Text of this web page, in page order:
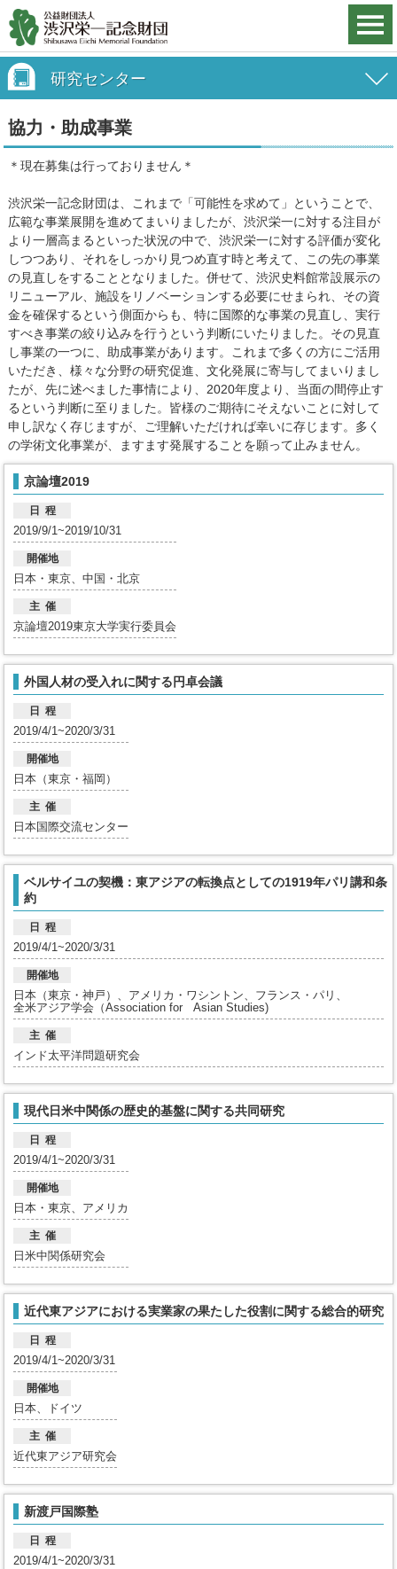
研究センター
協力・助成事業
＊現在募集は行っておりません＊
渋沢栄一記念財団は、これまで「可能性を求めて」ということで、
広範な事業展開を進めてまいりましたが、渋沢栄一に対する注目が
より一層高まるといった状況の中で、渋沢栄一に対する評価が変化
しつつあり、それをしっかり見つめ直す時と考えて、この先の事業
の見直しをすることとなりました。併せて、渋沢史料館常設展示の
リニューアル、施設をリノベーションする必要にせまられ、その資
金を確保するという側面からも、特に国際的な事業の見直し、実行
すべき事業の絞り込みを行うという判断にいたりました。その見直
し事業の一つに、助成事業があります。これまで多くの方にご活用
いただき、様々な分野の研究促進、文化発展に寄与してまいりまし
たが、先に述べました事情により、2020年度より、当面の間停止す
るという判断に至りました。皆様のご期待にそえないことに対して
申し訳なく存じますが、ご理解いただければ幸いに存じます。多く
の学術文化事業が、ますます発展することを願って止みません。
京論壇2019
日 程
2019/9/1~2019/10/31
開催地
日本・東京、中国・北京
主 催
京論壇2019東京大学実行委員会
外国人材の受入れに関する円卓会議
日 程
2019/4/1~2020/3/31
開催地
日本（東京・福岡）
主 催
日本国際交流センター
ベルサイユの契機：東アジアの転換点としての1919年パリ講和条
約
日 程
2019/4/1~2020/3/31
開催地
日本（東京・神戸）、アメリカ・ワシントン、フランス・パリ、
全米アジア学会（Association for Asian Studies)
主 催
インド太平洋問題研究会
現代日米中関係の歴史的基盤に関する共同研究
日 程
2019/4/1~2020/3/31
開催地
日本・東京、アメリカ
主 催
日米中関係研究会
近代東アジアにおける実業家の果たした役割に関する総合的研究
日 程
2019/4/1~2020/3/31
開催地
日本、ドイツ
主 催
近代東アジア研究会
新渡戸国際塾
日 程
2019/4/1~2020/3/31